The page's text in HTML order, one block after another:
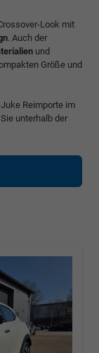
Look mit
. Auch der
und
Größe und
Reimporte im
unterhalb der